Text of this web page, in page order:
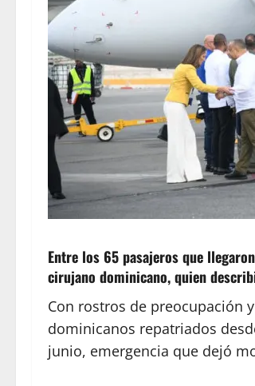
Entre los 65 pasajeros que
cirujano dominicano, quien
Con rostros de preocupación
dominicanos repatriados
junio, emergencia que dejó